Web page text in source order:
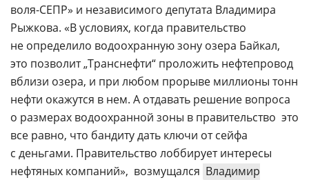
воля-СЕПР» и независимого депутата Владимира
Рыжкова. «В условиях, когда правительство
не определило водоохранную зону озера Байкал,
это позволит „Транснефти“ проложить нефтепровод
вблизи озера, и при любом прорыве миллионы тонн
нефти окажутся в нем. А отдавать решение вопроса
о размерах водоохранной зоны в правительство  это
все равно, что бандиту дать ключи от сейфа
с деньгами. Правительство лоббирует интересы
нефтяных компаний»,  возмущался Владимир